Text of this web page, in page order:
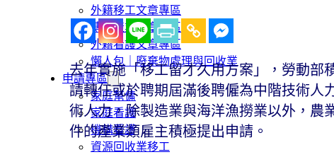
外籍移工文章專區
傳統產業文章專區
外籍看護文章專區
懶人包｜廢棄物處理與回收業
申請專區
家庭幫傭
家庭看護
機構看護
資源回收業移工
去年實施「移工留才久用方案」，勞動部
請轉任或於聘期屆滿後聘僱為中階技術人
術人力，除製造業與海洋漁撈業以外，農
件的產業類雇主積極提出申請。